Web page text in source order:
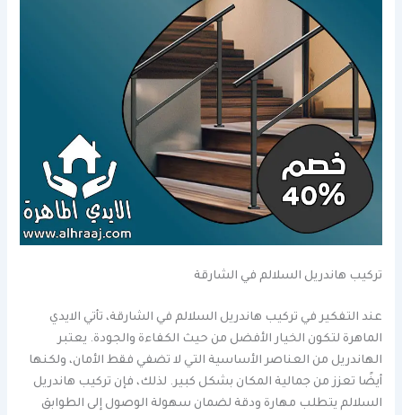
تركيب هاندريل السلالم في الشارقة
عند التفكير في تركيب هاندريل السلالم في الشارقة، تأتي الايدي
الماهرة لتكون الخيار الأفضل من حيث الكفاءة والجودة. يعتبر
الهاندريل من العناصر الأساسية التي لا تضفي فقط الأمان، ولكنها
أيضًا تعزز من جمالية المكان بشكل كبير. لذلك، فإن تركيب هاندريل
السلالم يتطلب مهارة ودقة لضمان سهولة الوصول إلى الطوابق